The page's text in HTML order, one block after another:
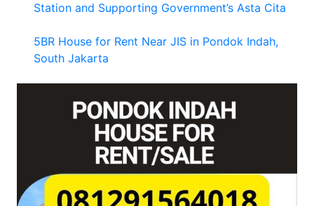
Station and Supporting Government’s Asta Cita
5BR House for Rent Near JIS in Pondok Indah,
South Jakarta